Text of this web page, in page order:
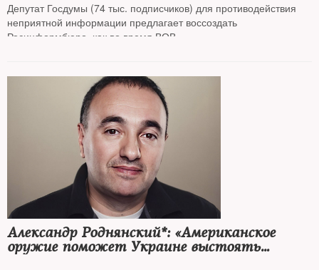
Депутат Госдумы (74 тыс. подписчиков) для противодействия
неприятной информации предлагает воссоздать
Росинформбюро, как во время ВОВ
Александр Роднянский*: «Американское
оружие поможет Украине выстоять